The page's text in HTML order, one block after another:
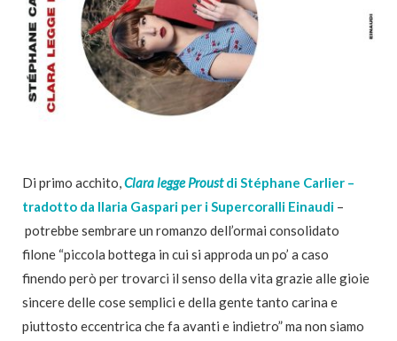
Di primo acchito,Clara legge Proustdi Stéphane Carlier –
tradotto da Ilaria Gaspari per i Supercoralli Einaudi –
potrebbe sembrare un romanzo dell’ormai consolidato
filone “piccola bottega in cui si approda un po’ a caso
finendo però per trovarci il senso della vita grazie alle gioie
sincere delle cose semplici e della gente tanto carina e
piuttosto eccentrica che fa avanti e indietro” ma non siamo